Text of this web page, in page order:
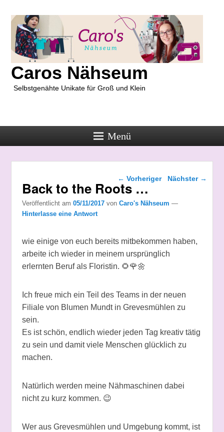
Caros Nähseum
Selbstgenähte Unikate für Groß und Klein
Menü
Beitragsnavigation
← Vorheriger Nächster →
Back to the Roots …
Veröffentlicht am 05/11/2017 von Caro's Nähseum —
Hinterlasse eine Antwort
wie einige von euch bereits mitbekommen haben,
arbeite ich wieder in meinem ursprünglich
erlernten Beruf als Floristin. 🌻🌹🌼
Ich freue mich ein Teil des Teams in der neuen
Filiale von Blumen Mundt in Grevesmühlen zu
sein.
Es ist schön, endlich wieder jeden Tag kreativ tätig
zu sein und damit viele Menschen glücklich zu
machen.
Natürlich werden meine Nähmaschinen dabei
nicht zu kurz kommen. 😉
Wer aus Grevesmühlen und Umgebung kommt, ist